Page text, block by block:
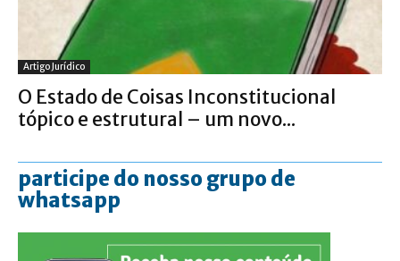
Artigo Jurídico
O Estado de Coisas Inconstitucional
tópico e estrutural – um novo...
participe do nosso grupo de
whatsapp